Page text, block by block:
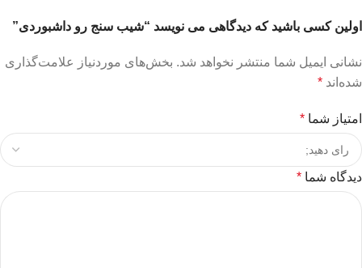
اولین کسی باشید که دیدگاهی می نویسد “شیب سنج رو داشبوردی”
نشانی ایمیل شما منتشر نخواهد شد. بخش‌های موردنیاز علامت‌گذاری
شده‌اند *
امتیاز شما *
دیدگاه شما *